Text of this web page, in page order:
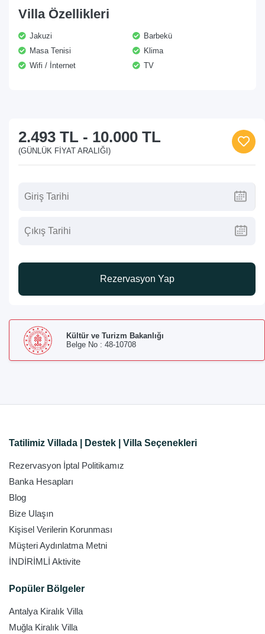
Villa Özellikleri
Jakuzi
Barbekü
Masa Tenisi
Klima
Wifi / İnternet
TV
2.493 TL - 10.000 TL
(GÜNLÜK FIYAT ARALIĞI)
Rezervasyon Yap
Kültür ve Turizm Bakanlığı
Belge No : 48-10708
Tatilimiz Villada | Destek | Villa Seçenekleri
Rezervasyon İptal Politikamız
Banka Hesapları
Blog
Bize Ulaşın
Kişisel Verilerin Korunması
Müşteri Aydınlatma Metni
İNDİRİMLİ Aktivite
Popüler Bölgeler
Antalya Kiralık Villa
Muğla Kiralık Villa